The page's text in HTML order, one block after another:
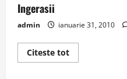
Ingerasii
admin ianuarie 31, 2010
Citeste totRead
more